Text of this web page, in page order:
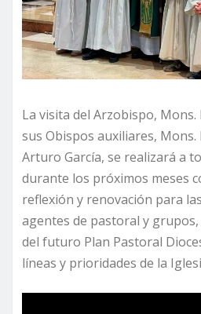
La visita del Arzobispo,
sus Obispos auxiliares, Mons.
Arturo García, se realizará a
durante los próximos meses
reflexión y renovación para
agentes de pastoral y
del futuro Plan Pastoral
líneas y prioridades de la